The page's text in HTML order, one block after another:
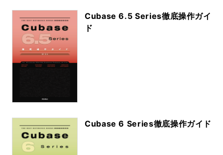
Cubase 6.5 Series徹底操作ガイ
ド
Cubase 6 Series徹底操作ガイド